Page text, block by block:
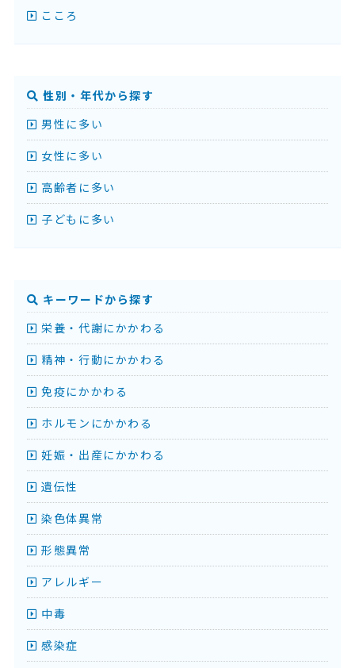
こころ
性別・年代から探す
男性に多い
女性に多い
高齢者に多い
子どもに多い
キーワードから探す
栄養・代謝にかかわる
精神・行動にかかわる
免疫にかかわる
ホルモンにかかわる
妊娠・出産にかかわる
遺伝性
染色体異常
形態異常
アレルギー
中毒
感染症